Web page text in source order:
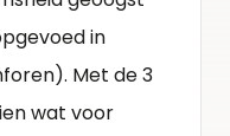
in
Met de 3
wat voor